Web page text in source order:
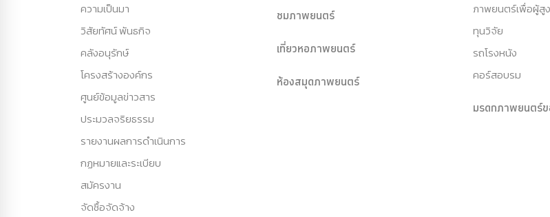
ความเป็นมา
วิสัยทัศน์ พันธกิจ
คลังอนุรักษ์
โครงสร้างองค์กร
ศูนย์ข้อมูลข่าวสาร
ประมวลจริยธรรม
รายงานผลการดำเนินการ
กฏหมายและระเบียบ
สมัครงาน
จัดซื้อจัดจ้าง
ชมภาพยนตร์
เที่ยวหอภาพยนตร์
ห้องสมุดภาพยนตร์
ภาพยนตร์เพื่อผู้สู
ทุนวิจัย
รถโรงหนัง
คอร์สอบรม
มรดกภาพยนตร์